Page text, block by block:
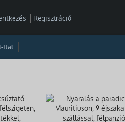
Regisztráció
Ital